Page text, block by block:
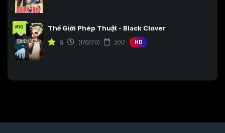
#10 Thế Giới Phép Thuật - Black Clover
5 (170/170) 2017 HD